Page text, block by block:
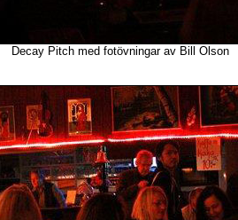
Decay Pitch med fotövningar av Bill Olson